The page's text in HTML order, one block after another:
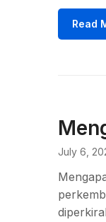
Read
July 6,